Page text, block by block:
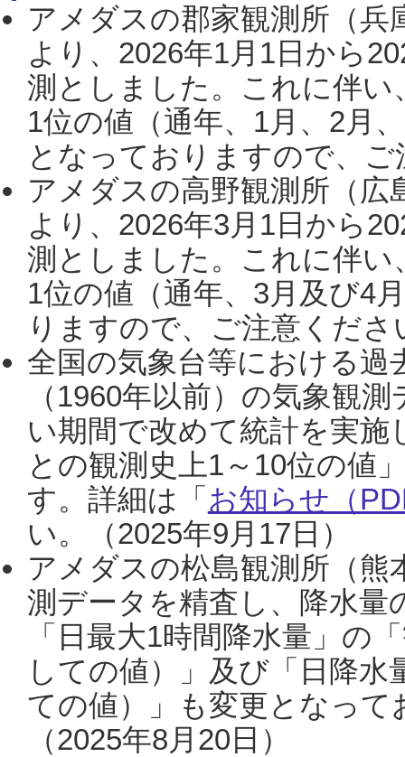
アメダスの郡家観測所（
より、2026年1月1日から
測としました。これに伴い
1位の値（通年、1月、2月
となっておりますので、
アメダスの高野観測所（
より、2026年3月1日から
測としました。これに伴い
1位の値（通年、3月及び4
りますので、ご注意くだ
全国の気象台等における過
（1960年以前）の気象観
い期間で改めて統計を実
との観測史上1～10位の値
す。詳細は「 お知らせ（
い。（2025年9月17日）
アメダスの松島観測所（熊
測データを精査し、降水
「日最大1時間降水量」の
しての値）」及び「日降
ての値）」も変更となっ
（2025年8月20日）